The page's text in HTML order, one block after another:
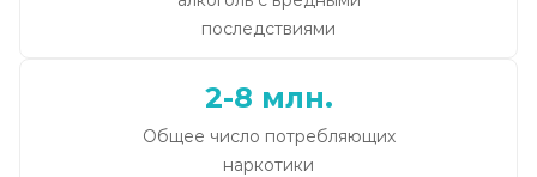
последствиями
2-8 млн.
Общее число потребляющих
наркотики